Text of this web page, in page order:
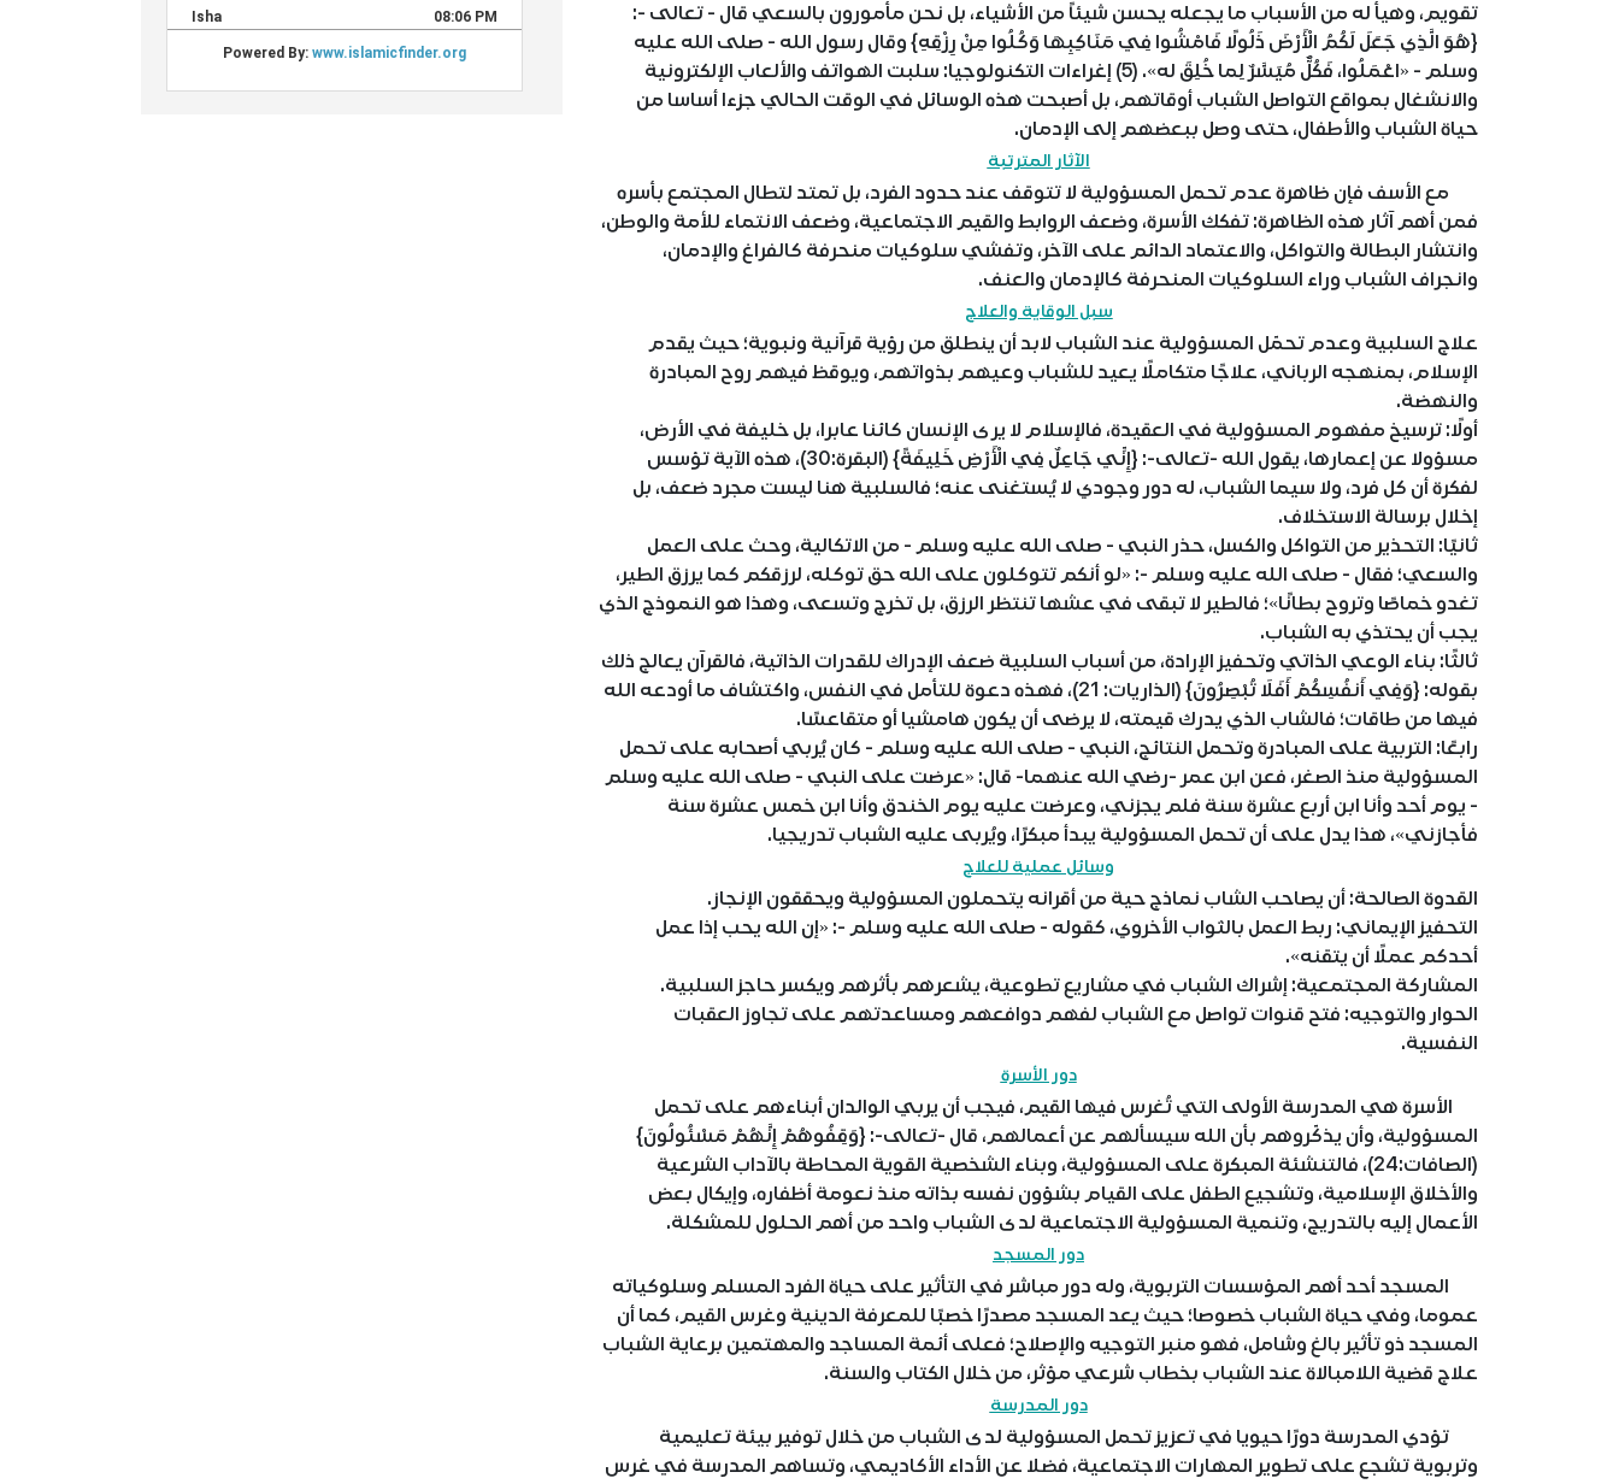
تقويم، وهيأ له من الأسباب ما يجعله يحسن شيئاً من الأشياء، بل نحن مأمورون بالسعي قال - تعالى -:
{هُوَ الَّذِي جَعَلَ لَكُمُ الْأَرْضَ ذَلُولًا فَامْشُوا فِي مَنَاكِبِهَا وَكُلُوا مِنْ رِزْقِهِ} وقال رسول الله - صلى الله عليه
وسلم - «اعْمَلُوا، فَكُلٌّ مُيَسَّرٌ لِما خُلِقَ له». (5) إغراءات التكنولوجيا: سلبت الهواتف والألعاب الإلكترونية
والانشغال بمواقع التواصل الشباب أوقاتهم، بل أصبحت هذه الوسائل في الوقت الحالي جزءا أساسا من
حياة الشباب والأطفال، حتى وصل ببعضهم إلى الإدمان.
الآثار المترتبة
مع الأسف فإن ظاهرة عدم تحمل المسؤولية لا تتوقف عند حدود الفرد، بل تمتد لتطال المجتمع بأسره
فمن أهم آثار هذه الظاهرة: تفكك الأسرة، وضعف الروابط والقيم الاجتماعية، وضعف الانتماء للأمة والوطن،
وانتشار البطالة والتواكل، والاعتماد الدائم على الآخر، وتفشي سلوكيات منحرفة كالفراغ والإدمان،
وانجراف الشباب وراء السلوكيات المنحرفة كالإدمان والعنف.
سبل الوقاية والعلاج
علاج السلبية وعدم تحمّل المسؤولية عند الشباب لابد أن ينطلق من رؤية قرآنية ونبوية؛ حيث يقدم
الإسلام، بمنهجه الرباني، علاجًا متكاملًا يعيد للشباب وعيهم بذواتهم، ويوقظ فيهم روح المبادرة
والنهضة.
أولًا: ترسيخ مفهوم المسؤولية في العقيدة، فالإسلام لا يرى الإنسان كائنا عابرا، بل خليفة في الأرض،
مسؤولا عن إعمارها، يقول الله -تعالى-: {إِنِّي جَاعِلٌ فِي الْأَرْضِ خَلِيفَةً} (البقرة:30)، هذه الآية تؤسس
لفكرة أن كل فرد، ولا سيما الشباب، له دور وجودي لا يُستغنى عنه؛ فالسلبية هنا ليست مجرد ضعف، بل
إخلال برسالة الاستخلاف.
ثانيًا: التحذير من التواكل والكسل، حذر النبي - صلى الله عليه وسلم - من الاتكالية، وحث على العمل
والسعي؛ فقال - صلى الله عليه وسلم -: «لو أنكم تتوكلون على الله حق توكله، لرزقكم كما يرزق الطير،
تغدو خماصًا وتروح بطانًا»؛ فالطير لا تبقى في عشها تنتظر الرزق، بل تخرج وتسعى، وهذا هو النموذج الذي
يجب أن يحتذي به الشباب.
ثالثًا: بناء الوعي الذاتي وتحفيز الإرادة، من أسباب السلبية ضعف الإدراك للقدرات الذاتية، فالقرآن يعالج ذلك
بقوله: {وَفِي أَنفُسِكُمْ أَفَلَا تُبْصِرُونَ} (الذاريات: 21)، فهذه دعوة للتأمل في النفس، واكتشاف ما أودعه الله
فيها من طاقات؛ فالشاب الذي يدرك قيمته، لا يرضى أن يكون هامشيا أو متقاعسًا.
رابعًا: التربية على المبادرة وتحمل النتائج، النبي - صلى الله عليه وسلم - كان يُربي أصحابه على تحمل
المسؤولية منذ الصغر، فعن ابن عمر -رضي الله عنهما- قال: «عرضت على النبي - صلى الله عليه وسلم
- يوم أحد وأنا ابن أربع عشرة سنة فلم يجزني، وعرضت عليه يوم الخندق وأنا ابن خمس عشرة سنة
فأجازني»، هذا يدل على أن تحمل المسؤولية يبدأ مبكرًا، ويُربى عليه الشباب تدريجيا.
وسائل عملية للعلاج
القدوة الصالحة: أن يصاحب الشاب نماذج حية من أقرانه يتحملون المسؤولية ويحققون الإنجاز.
التحفيز الإيماني: ربط العمل بالثواب الأخروي، كقوله - صلى الله عليه وسلم -: «إن الله يحب إذا عمل
أحدكم عملًا أن يتقنه».
المشاركة المجتمعية: إشراك الشباب في مشاريع تطوعية، يشعرهم بأثرهم ويكسر حاجز السلبية.
الحوار والتوجيه: فتح قنوات تواصل مع الشباب لفهم دوافعهم ومساعدتهم على تجاوز العقبات
النفسية.
دور الأسرة
الأسرة هي المدرسة الأولى التي تُغرس فيها القيم، فيجب أن يربي الوالدان أبناءهم على تحمل
المسؤولية، وأن يذكّروهم بأن الله سيسألهم عن أعمالهم، قال -تعالى-: {وَقِفُوهُمْ إِنَّهُمْ مَسْئُولُونَ}
(الصافات:24)، فالتنشئة المبكرة على المسؤولية، وبناء الشخصية القوية المحاطة بالآداب الشرعية
والأخلاق الإسلامية، وتشجيع الطفل على القيام بشؤون نفسه بذاته منذ نعومة أظفاره، وإيكال بعض
الأعمال إليه بالتدريج، وتنمية المسؤولية الاجتماعية لدى الشباب واحد من أهم الحلول للمشكلة.
دور المسجد
المسجد أحد أهم المؤسسات التربوية، وله دور مباشر في التأثير على حياة الفرد المسلم وسلوكياته
عموما، وفي حياة الشباب خصوصا؛ حيث يعد المسجد مصدرًا خصبًا للمعرفة الدينية وغرس القيم، كما أن
المسجد ذو تأثير بالغ وشامل، فهو منبر التوجيه والإصلاح؛ فعلى أئمة المساجد والمهتمين برعاية الشباب
علاج قضية اللامبالاة عند الشباب بخطاب شرعي مؤثر، من خلال الكتاب والسنة.
دور المدرسة
تؤدي المدرسة دورًا حيويا في تعزيز تحمل المسؤولية لدى الشباب من خلال توفير بيئة تعليمية
وتربوية تشجع على تطوير المهارات الاجتماعية، فضلا عن الأداء الأكاديمي، وتساهم المدرسة في غرس